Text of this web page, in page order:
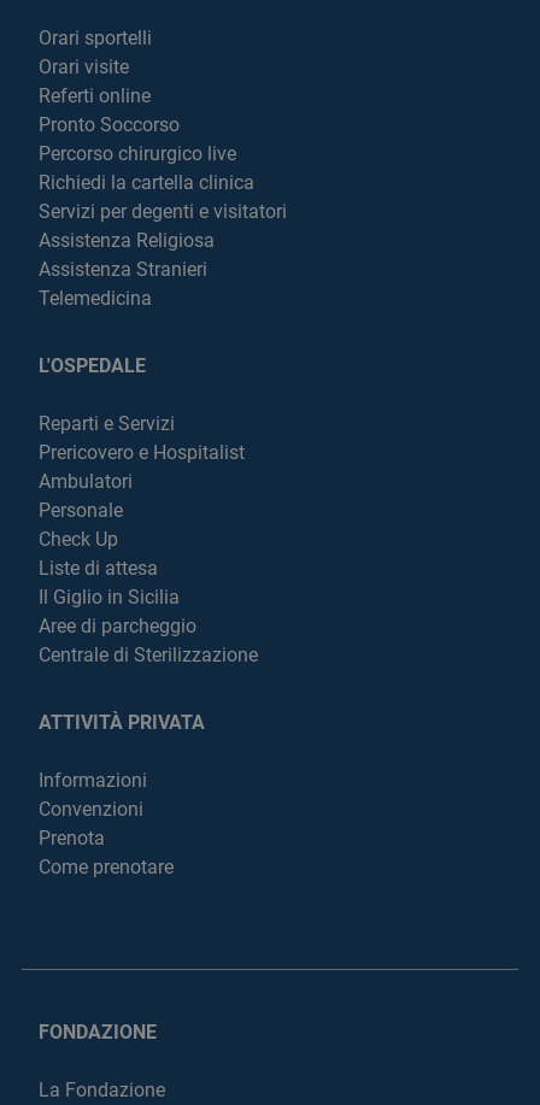
Orari sportelli
Orari visite
Referti online
Pronto Soccorso
Percorso chirurgico live
Richiedi la cartella clinica
Servizi per degenti e visitatori
Assistenza Religiosa
Assistenza Stranieri
Telemedicina
L'OSPEDALE
Reparti e Servizi
Prericovero e Hospitalist
Ambulatori
Personale
Check Up
Liste di attesa
Il Giglio in Sicilia
Aree di parcheggio
Centrale di Sterilizzazione
ATTIVITÀ PRIVATA
Informazioni
Convenzioni
Prenota
Come prenotare
FONDAZIONE
La Fondazione